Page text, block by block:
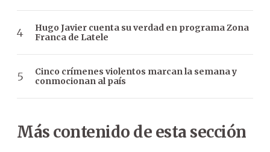
Hugo Javier cuenta su verdad en programa Zona
Franca de Latele
Cinco crímenes violentos marcan la semana y
conmocionan al país
Más contenido de esta sección